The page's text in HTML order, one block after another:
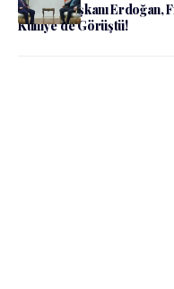
Cumhurbaşkanı Erdoğan,
Külliye’de Görüştü!